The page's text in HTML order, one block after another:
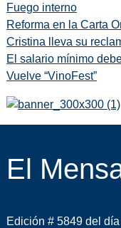
Fuego interno
Reforma en la Carta
Cristina lleva su
El salario mínimo
Vuelve “VinoFest”
El
Edición # 5849 del